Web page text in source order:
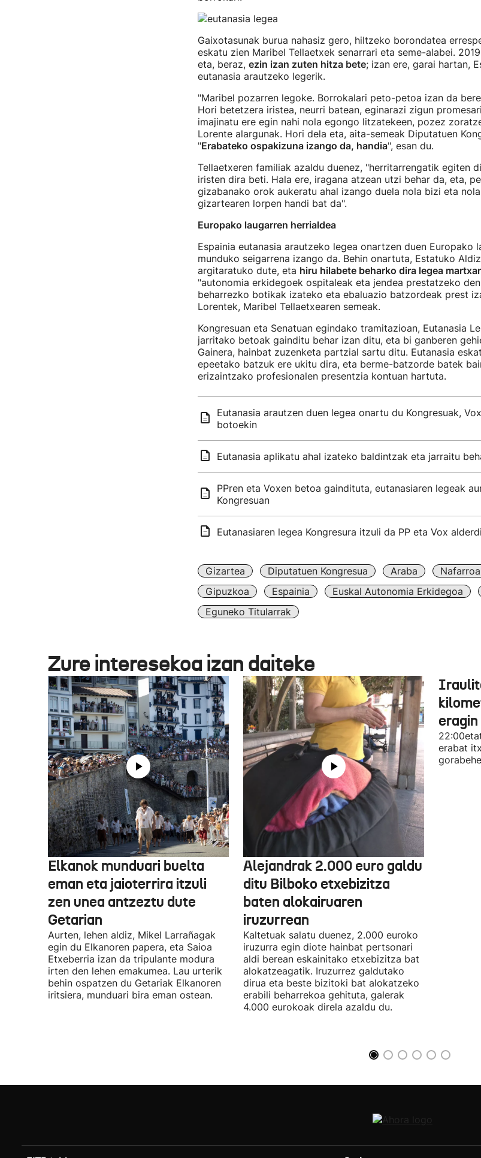
Gaixotasunak burua nahasiz gero, hiltzeko borondatea
eskatu zien Maribel Tellaetxek senarrari eta seme-alabei.
eta, beraz, ezin izan zuten hitza bete; izan ere, garai hartan,
eutanasia arautzeko legerik.
"Maribel pozarren legoke. Borrokalari peto-petoa izan da
Hori betetzera iristea, neurri batean, eginarazi zigun
imajinatu ere egin nahi nola egongo litzatekeen, pozez
Lorente alargunak. Hori dela eta, aita-semeak Diputatuen
"Erabateko ospakizuna izango da, handia", esan du.
Tellaetxeren familiak azaldu duenez, "herritarrengatik egiten
iristen dira beti. Hala ere, iragana atzean utzi behar da, eta,
gizabanako orok aukeratu ahal izango duela nola bizi eta
gizartearen lorpen handi bat da".
Europako laugarren herrialdea
Espainia eutanasia arautzeko legea onartzen duen Europako
munduko seigarrena izango da. Behin onartuta, Estatuko
argitaratuko dute, eta hiru hilabete beharko dira legea
"autonomia erkidegoek ospitaleak eta jendea prestatzeko
beharrezko botikak izateko eta ebaluazio batzordeak prest
Lorentek, Maribel Tellaetxearen semeak.
Kongresuan eta Senatuan egindako tramitazioan, Eutanasia
jarritako betoak gainditu behar izan ditu, eta bi ganberen
Gainera, hainbat zuzenketa partzial sartu ditu. Eutanasia
epeetako batzuk ere ukitu dira, eta berme-batzorde batek
erizaintzako profesionalen presentzia kontuan hartuta.
Eutanasia arautzen duen legea onartu du Kongresuak,
botoekin
Eutanasia aplikatu ahal izateko baldintzak eta jarraitu
PPren eta Voxen betoa gaindituta, eutanasiaren legeak
Kongresuan
Eutanasiaren legea Kongresura itzuli da PP eta Vox
Gizartea Diputatuen Kongresua Araba Nafarroa
Gipuzkoa
Espainia Euskal Autonomia Erkidegoa
Eguneko Titularrak
Zure interesekoa izan daiteke
Elkanok munduari buelta
eman eta jaioterrira itzuli
zen unea antzeztu dute
Getarian
Aurten, lehen aldiz, Mikel Larrañagak
egin du Elkanoren papera, eta Saioa
Etxeberria izan da tripulante modura
irten den lehen emakumea. Lau urterik
behin ospatzen du Getariak Elkanoren
iritsiera, munduari bira eman ostean.
Alejandrak 2.000 euro galdu
ditu Bilboko etxebizitza
baten alokairuaren
iruzurrean
Kaltetuak salatu duenez, 2.000 euroko
iruzurra egin diote hainbat pertsonari
aldi berean eskainitako etxebizitza bat
alokatzeagatik. Iruzurrez galdutako
dirua eta beste bizitoki bat alokatzeko
erabili beharrekoa gehituta, galerak
4.000 eurokoak direla azaldu du.
erabat